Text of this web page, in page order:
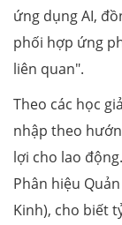
ứng dụng AI,
phối hợp ứng
liên quan".
Theo các học
nhập theo
lợi cho lao
Phân hiệu
Kinh), cho biết